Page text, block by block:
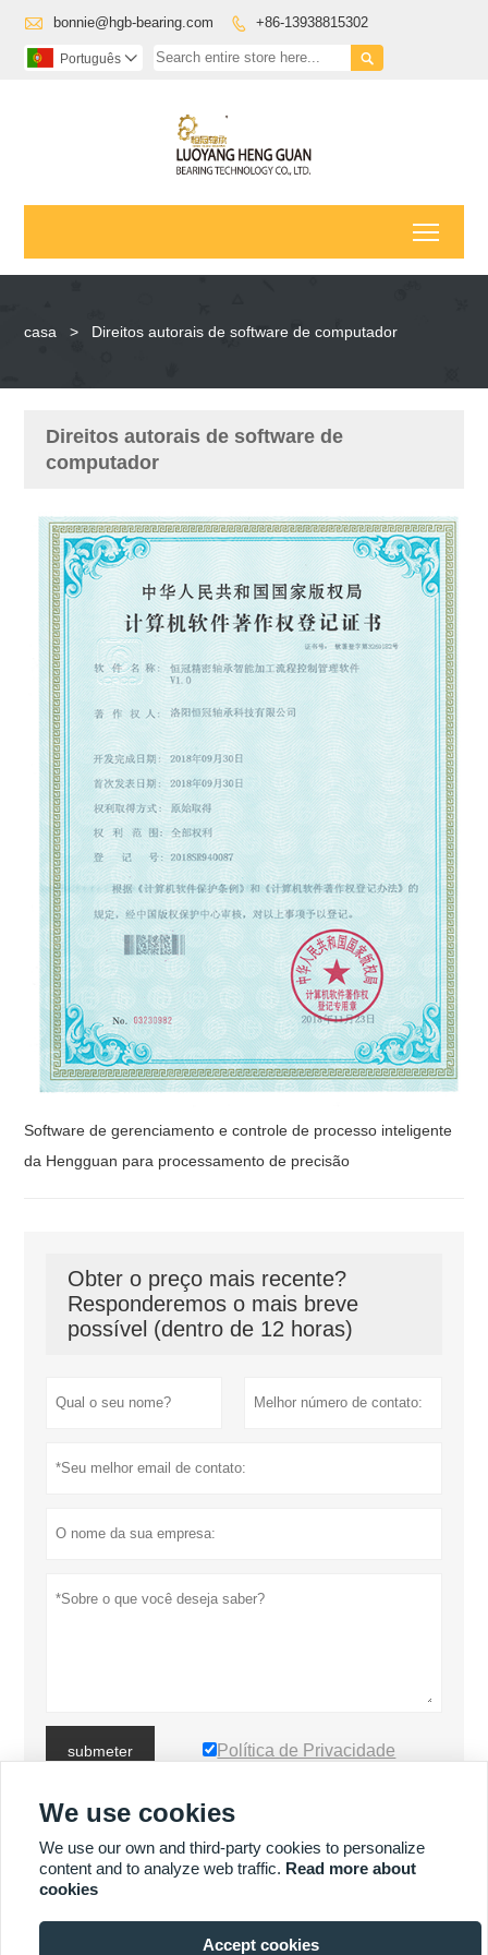
 bonnie@hgb-bearing.com  +86-13938815302

Português 
casa > Direitos autorais de software de computador
Direitos autorais de software de
computador
Software de gerenciamento e controle de processo inteligente
da Hengguan para processamento de precisão
Obter o preço mais recente?
Responderemos o mais breve
possível (dentro de 12 horas)
submeter Política de Privacidade
MAIS SERVIÇOS
We use cookies
We use our own and third-party cookies to personalize
content and to analyze web traffic. Read more about
cookies
Accept cookies